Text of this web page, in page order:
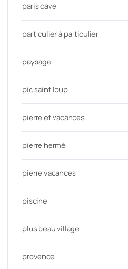
paris cave
particulier à particulier
paysage
pic saint loup
pierre et vacances
pierre hermé
pierre vacances
piscine
plus beau village
provence